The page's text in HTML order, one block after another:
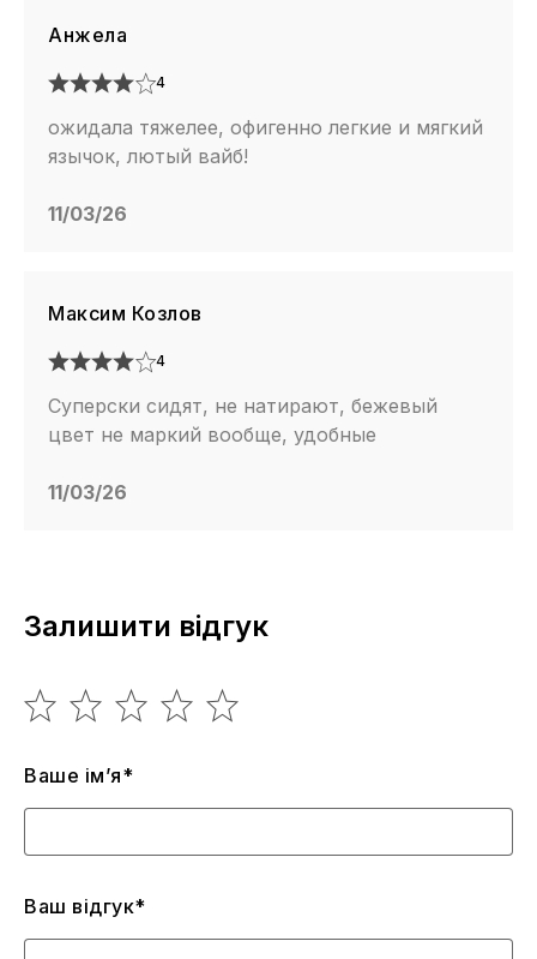
Анжела
4
ожидала тяжелее, офигенно легкие и мягкий
язычок, лютый вайб!
11/03/26
Максим Козлов
4
Суперски сидят, не натирают, бежевый
цвет не маркий вообще, удобные
11/03/26
Залишити відгук
Ваше ім’я*
Ваш відгук*